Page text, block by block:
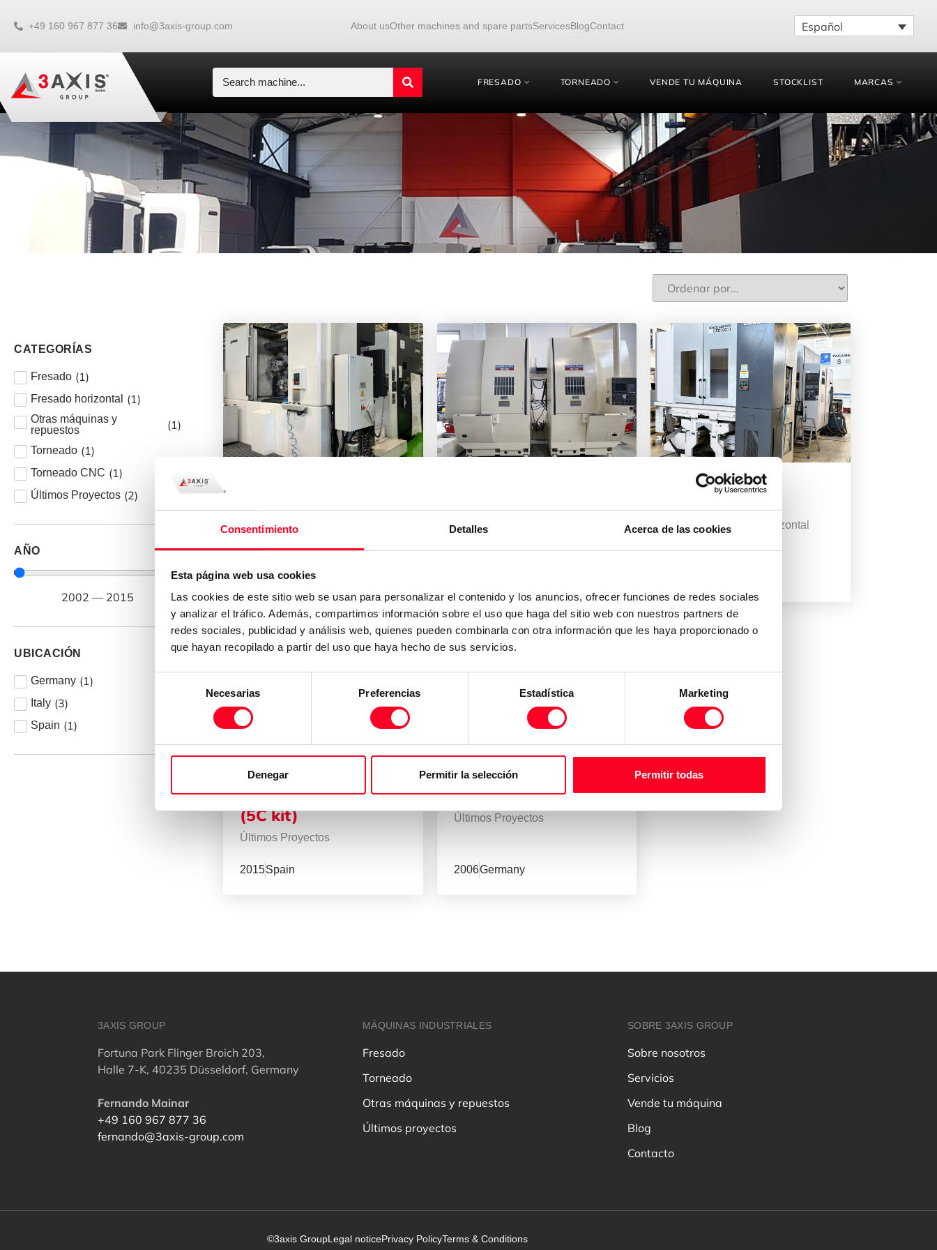
Consentimiento Detalles Acerca de las cookies
Esta página web usa cookies
Las cookies de este sitio web se usan para personalizar el contenido y los anuncios, ofrecer funciones de redes sociales
y analizar el tráfico. Además, compartimos información sobre el uso que haga del sitio web con nuestros partners de
redes sociales, publicidad y análisis web, quienes pueden combinarla con otra información que les haya proporcionado o
que hayan recopilado a partir del uso que haya hecho de sus servicios.
consentimiento
Necesarias Preferencias Estadística Marketing
Denegar Permitir la selección Permitir todas
+49 160 967 877 36 info@3axis-group.com About usOther machines and spare partsServicesBlogContact Español
FRESADO TORNEADO VENDE TU MÁQUINA STOCKLIST MARCAS
Okuma
CATEGORÍAS
Fresado (1)
Fresado horizontal (1)
Otras máquinas y
repuestos
(1)
Torneado (1)
Torneado CNC (1)
Últimos Proyectos (2)
AÑO
2002 — 2015
UBICACIÓN
Germany (1)
Italy (3)
Spain (1)
Otras máquinas y repuestos
2013Italy
Torneado
OKUMA
Fresado/Fresado horizontal
OKUMA
MCR-A5CII 35x65
(5C kit)
Últimos Proyectos
2015Spain
OKUMA
MA-500HB
Últimos Proyectos
2006Germany
3AXIS GROUP
Fortuna Park Flinger Broich 203,
Halle 7-K, 40235 Düsseldorf, Germany
Fernando Mainar
+49 160 967 877 36
fernando@3axis-group.com
MÁQUINAS INDUSTRIALES
Fresado
Torneado
Otras máquinas y repuestos
Últimos proyectos
SOBRE 3AXIS GROUP
Sobre nosotros
Servicios
Vende tu máquina
Blog
Contacto
©3axis GroupLegal noticePrivacy PolicyTerms & Conditions